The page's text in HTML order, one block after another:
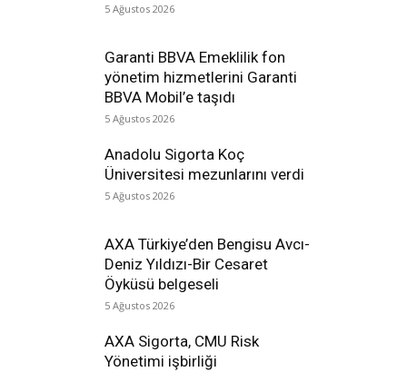
5 Ağustos 2026
Garanti BBVA Emeklilik fon
yönetim hizmetlerini Garanti
BBVA Mobil’e taşıdı
5 Ağustos 2026
Anadolu Sigorta Koç
Üniversitesi mezunlarını verdi
5 Ağustos 2026
AXA Türkiye’den Bengisu Avcı-
Deniz Yıldızı-Bir Cesaret
Öyküsü belgeseli
5 Ağustos 2026
AXA Sigorta, CMU Risk
Yönetimi işbirliği